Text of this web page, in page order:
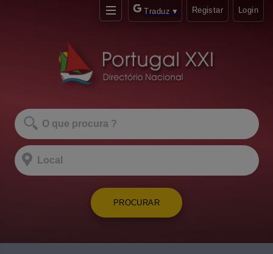
Traduz ▼ Registar Login
PROCURAR